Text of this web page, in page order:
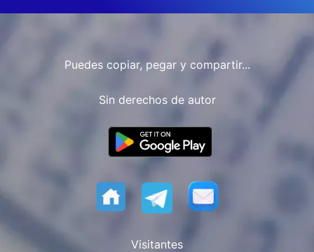
Puedes copiar, pegar y compartir...
Sin derechos de autor
Visitantes